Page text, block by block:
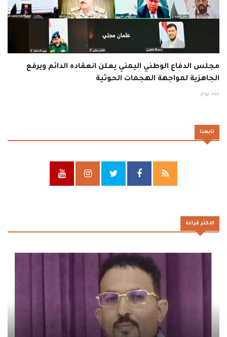
مجلس الدفاع الوطني اليمني يعلن انعقاده الدائم ويرفع
الجاهزية لمواجهة الهجمات الحوثية
منذ يوم
تابعنا
الاكثر قراءة